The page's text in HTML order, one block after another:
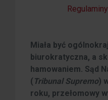
Regulaminy
Miała być
biurokratyczna, a
hamowaniem. Sąd
( Tribunal Supremo)
roku, przełomowy